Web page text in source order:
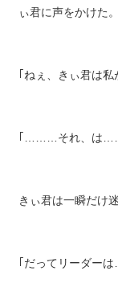
ぃ君に声をかけた。
｢ねぇ、きぃ君は
｢………それ、は
きぃ君は一瞬だけ
｢だってリーダー